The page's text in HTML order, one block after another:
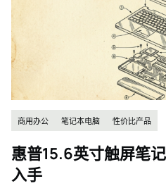
商用办公 笔记本电脑 性价比产品
惠普15.6英寸触屏笔
入手